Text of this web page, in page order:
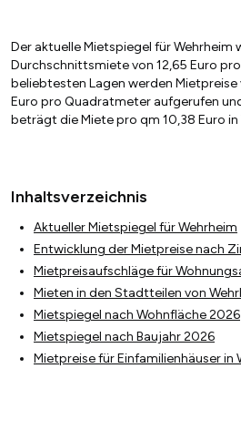
Der aktuelle Mietspiegel für Wehrheim
Durchschnittsmiete von 12,65 Euro
beliebtesten Lagen werden
Euro pro Quadratmeter aufgerufen
beträgt die Miete pro qm 10,38 Euro in
Inhaltsverzeichnis
Aktueller Mietspiegel für Wehrheim
Entwicklung der Mietpreise nach
Mietpreisaufschläge für
Mieten in den Stadtteilen von
Mietspiegel nach Wohnfläche 2026
Mietspiegel nach Baujahr 2026
Mietpreise für Einfamilienhäuser in